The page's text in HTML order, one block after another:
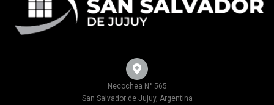
Necochea N° 565
San Salvador de Jujuy, Argentina